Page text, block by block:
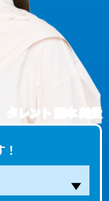
タレント 藤本 美貴